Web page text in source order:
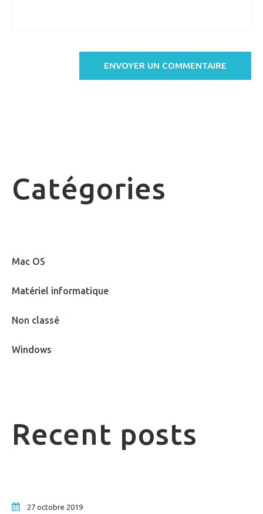
Catégories
Mac OS
Matériel informatique
Non classé
Windows
Recent posts
27 octobre 2019